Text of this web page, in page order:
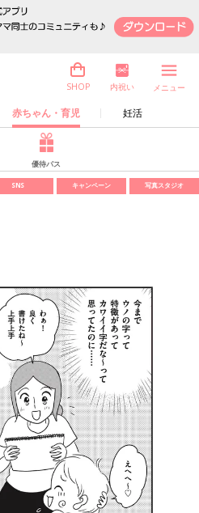
赤ちゃん・育児 妊活
SHOP 内祝い メニュー
優待パス
SNS キャンペーン 写真スタジオ